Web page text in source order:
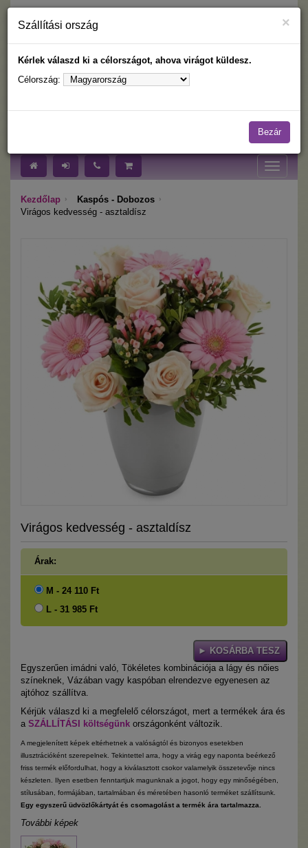
Nyelv:
Toggle
Kezdőlap
Kaspós - Dobozos
Virágos kedvesség - asztaldísz
Virágos kedvesség - asztaldísz
Árak:
M - 24 110 Ft
L - 31 985 Ft
Egyszerűen imádni való, Tökéletes kombinációja a lágy és nőies
színeknek, Vázában vagy kaspóban elrendezve egyenesen az
ajtóhoz szállítva.
Kérjük válaszd ki a megfelelő célországot, mert a termékek ára és
a SZÁLLÍTÁSI költségünk országonként változik.
A megjelenített képek eltérhetnek a valóságtól és bizonyos esetekben
illusztrációként szerepelnek. Tekintettel arra, hogy a virág egy naponta beérkező
friss termék előfordulhat, hogy a kiválasztott csokor valamelyik összetevője nincs
készleten. Ilyen esetben fenntartjuk magunknak a jogot, hogy egy minőségében,
stílusában, formájában, tartalmában és méretében hasonló terméket szállítsunk.
Egy egyszerű üdvözlőkártyát és csomagolást a termék ára tartalmazza.
További képek
×
Szállítási ország
Kérlek válaszd ki a célországot, ahova virágot küldesz.
Célország:
Bezár